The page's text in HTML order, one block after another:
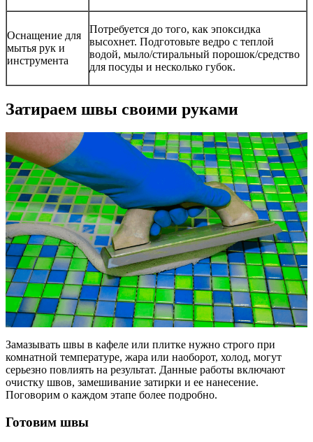
Оснащение для
мытья рук и
инструмента
Потребуется до того, как эпоксидка
высохнет. Подготовьте ведро с теплой
водой, мыло/стиральный порошок/средство
для посуды и несколько губок.
Затираем швы своими руками
Замазывать швы в кафеле или плитке нужно строго при
комнатной температуре, жара или наоборот, холод, могут
серьезно повлиять на результат. Данные работы включают
очистку швов, замешивание затирки и ее нанесение.
Поговорим о каждом этапе более подробно.
Готовим швы